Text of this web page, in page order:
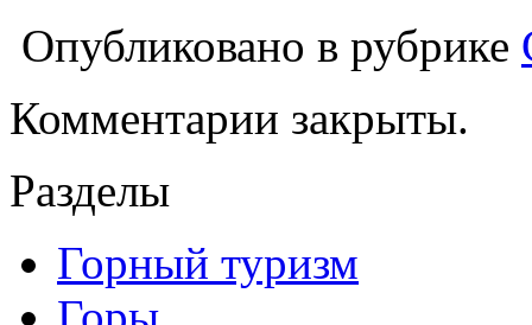
Опубликовано в рубрике
Комментарии закрыты.
Разделы
Горный туризм